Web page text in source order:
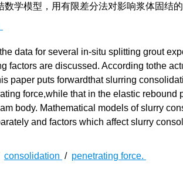
学模型，用有限差分法对影响浆体固结的
data for several in-situ splitting grout
factors are discussed. According tothe
paper puts forwardthat slurring
force,while that in the elastic rebound
body. Mathematical models of slurry
and factors which affect slurry
consolidation / penetrating force.